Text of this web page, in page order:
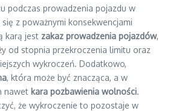
podczas prowadzenia pojazdu w
z poważnymi konsekwencjami
karą jest zakaz prowadzenia pojazdów,
od stopnia przekroczenia limitu oraz
wykroczeń. Dodatkowo,
, która może być znacząca, a w
nawet kara pozbawienia wolności.
że wykroczenie to pozostaje w